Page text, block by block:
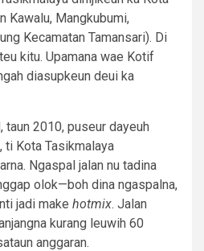
Kawalu, Mangkubumi,
Kecamatan Tamansari). Di
kitu. Upamana wae Kotif
diasupkeun deui ka
taun 2010, puseur dayeuh
ti Kota Tasikmalaya
Ngaspal jalan nu tadina
olok—boh dina ngaspalna,
jadi make hotmix. Jalan
kurang leuwih 60
anggaran.